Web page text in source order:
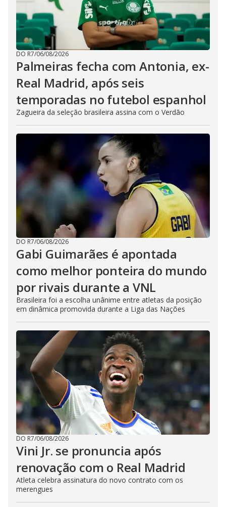
DO R7/06/08/2026
Palmeiras fecha com Antonia, ex-
Real Madrid, após seis
temporadas no futebol espanhol
Zagueira da seleção brasileira assina com o Verdão
DO R7/06/08/2026
Gabi Guimarães é apontada
como melhor ponteira do mundo
por rivais durante a VNL
Brasileira foi a escolha unânime entre atletas da posição
em dinâmica promovida durante a Liga das Nações
DO R7/06/08/2026
Vini Jr. se pronuncia após
renovação com o Real Madrid
Atleta celebra assinatura do novo contrato com os
merengues